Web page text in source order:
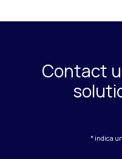
Contact
* indica